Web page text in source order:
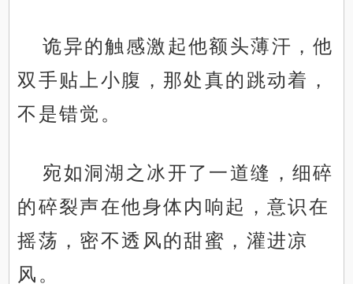
诡异的触感激起他额头薄汗，他
双手贴上小腹，那处真的跳动着，
不是错觉。
宛如洞湖之冰开了一道缝，细碎
的碎裂声在他身体内响起，意识在
摇荡，密不透风的甜蜜，灌进凉
风。